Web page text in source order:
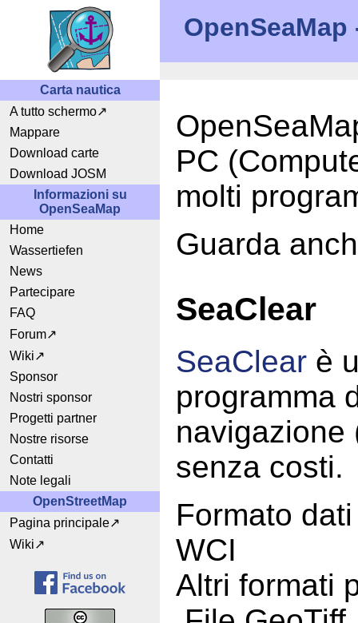
Carta nautica
A tutto schermo
Mappare
Download carte
Download JOSM
Informazioni su
OpenSeaMap
Home
Wassertiefen
News
Partecipare
FAQ
Forum
Wiki
Sponsor
Nostri sponsor
Progetti partner
Nostre risorse
Contatti
Note legali
OpenStreetMap
Pagina principale
Wiki
PC
molti
Guarda
SeaClear
SeaClear è
programma
navigazione
senza costi.
Formato
WCI
Altri formati